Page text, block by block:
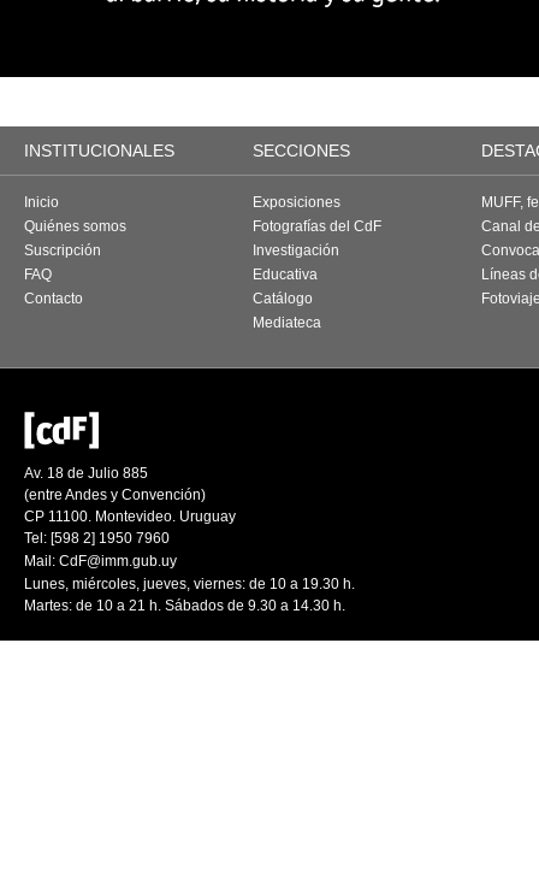
INSTITUCIONALES SECCIONES
Inicio
Quiénes somos
Suscripción
FAQ
Contacto
Exposiciones
Fotografías del CdF
Investigación
Educativa
Catálogo
Mediateca
MUFF,
Canal
Líneas
Av. 18 de Julio 885
(entre Andes y Convención)
CP 11100. Montevideo. Uruguay
Tel: [598 2] 1950 7960
Mail: CdF@imm.gub.uy
Lunes, miércoles, jueves, viernes: de 10 a 19.30 h.
Martes: de 10 a 21 h. Sábados de 9.30 a 14.30 h.